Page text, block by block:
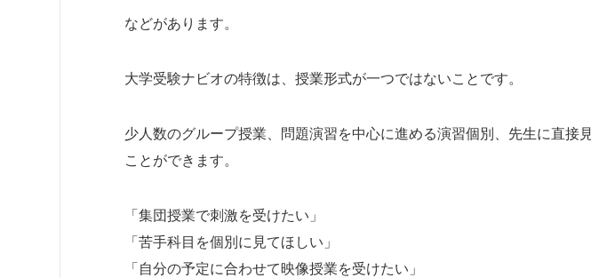
などがあります。
大学受験ナビオの特徴は、授業形式が一つではないことです。
少人数のグループ授業、問題演習を中心に進める演習個別、先生に直
ことができます。
「集団授業で刺激を受けたい」
「苦手科目を個別に見てほしい」
「自分の予定に合わせて映像授業を受けたい」